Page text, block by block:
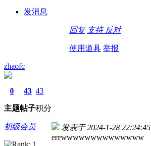
发消息
回复 支持 反对
使用道具 举报
zhaofc
0
主题
43
帖子
43
积分
初级会员 发表于 2024-1-28 22:24:45
erewwwwwwwwwwwwww